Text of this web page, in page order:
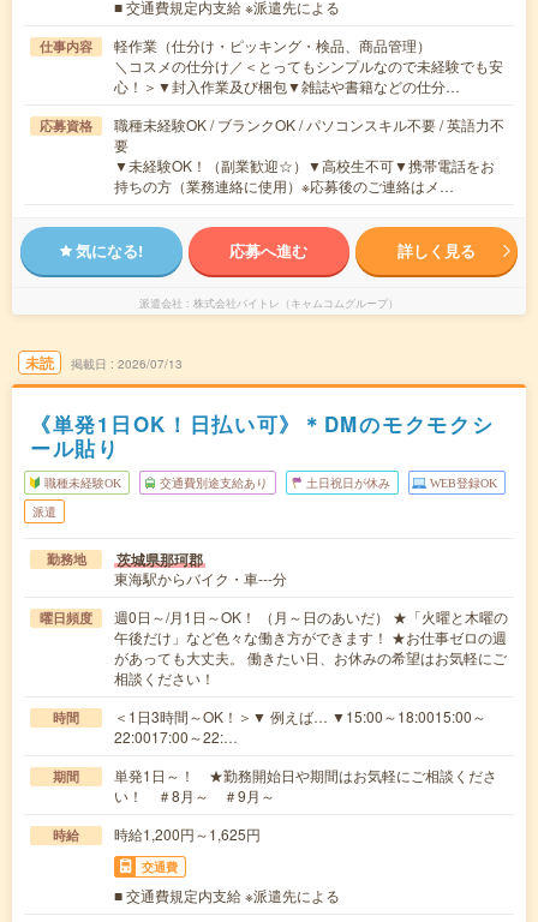
■ 交通費規定内支給 ※派遣先による
仕事内容
軽作業（仕分け・ピッキング・検品、商品管理）
＼コスメの仕分け／＜とってもシンプルなので未経験でも安
心！＞▼封入作業及び梱包▼雑誌や書籍などの仕分…
応募資格
職種未経験OK / ブランクOK / パソコンスキル不要 / 英語力不
要
▼未経験OK！（副業歓迎☆）▼高校生不可▼携帯電話をお
持ちの方（業務連絡に使用）※応募後のご連絡はメ…
気になる! 応募へ進む 詳しく見る
派遣会社 株式会社バイトレ（キャムコムグループ）
未読 掲載日 2026/07/13
《単発1日OK！日払い可》＊DMのモクモクシ
ール貼り
職種未経験OK 交通費別途支給あり 土日祝日が休み WEB登録OK
派遣
勤務地 茨城県那珂郡
東海駅からバイク・車---分
曜日頻度
週0日～/月1日～OK！ （月～日のあいだ） ★「火曜と木曜の
午後だけ」など色々な働き方ができます！ ★お仕事ゼロの週
があっても大丈夫。 働きたい日、お休みの希望はお気軽にご
相談ください！
時間
＜1日3時間～OK！＞▼ 例えば… ▼15:00～18:0015:00～
22:0017:00～22:…
期間
単発1日～！ ★勤務開始日や期間はお気軽にご相談くださ
い！ ＃8月～ ＃9月～
時給 時給1,200円～1,625円
交通費
■ 交通費規定内支給 ※派遣先による